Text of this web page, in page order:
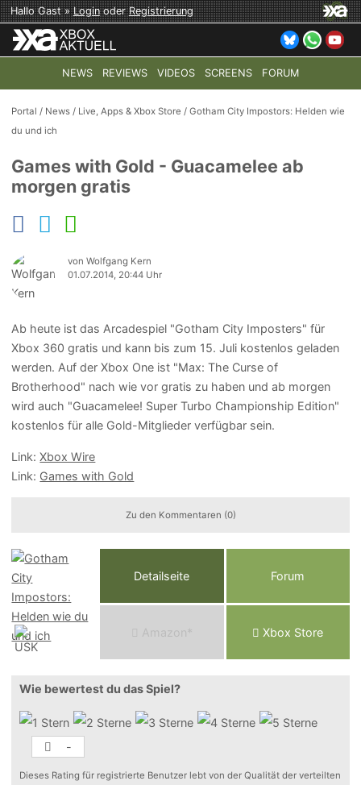
Hallo Gast »LoginoderRegistrierung
NEWS REVIEWS VIDEOS SCREENS FORUM
TOP-THEMEN: COD: MODERN WARFARE 4 HALO:
Portal / News / Live, Apps & Xbox Store /Gotham City Impostors: Helden wie
du und ich
Games with Gold - Guacamelee ab
morgen gratis
von Wolfgang Kern
01.07.2014, 20:44 Uhr
Ab heute ist das Arcadespiel "Gotham City Imposters" für
Xbox 360 gratis und kann bis zum 15. Juli kostenlos geladen
werden. Auf der Xbox One ist "Max: The Curse of
Brotherhood" nach wie vor gratis zu haben und ab morgen
wird auch "Guacamelee! Super Turbo Championship Edition"
kostenlos für alle Gold-Mitglieder verfügbar sein.
Link:Xbox Wire
Link: Games with Gold
Zu den Kommentaren (0)
Detailseite Forum
Ama o n* Xbox Store
Wie bewertest du das Spiel?
-
Dieses Rating für registrierte Benutzer lebt von der Qualität der verteilten